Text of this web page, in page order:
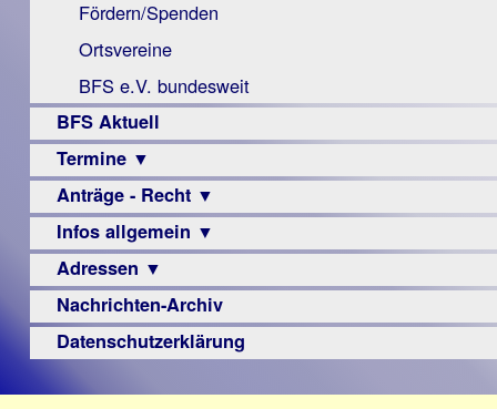
Links
Fördern/Spenden
Ortsvereine
BFS e.V. bundesweit
BFS Aktuell
Termine ▼
Veranstaltungsprogramme
Anträge - Recht ▼
Archiv
Urteile
Infos allgemein ▼
Sehbehinderung
Frühförderung
Schule
–
Adressen ▼
Augenoptiker
Berufsbildungswerke
Nachrichten-Archiv
Datenschutzerklärung